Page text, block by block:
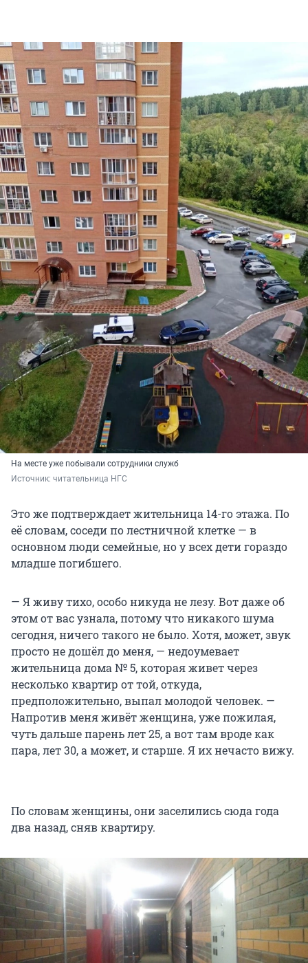
На месте уже побывали сотрудники служб
Источник: читательница НГС
Это же подтверждает жительница 14-го этажа. По
её словам, соседи по лестничной клетке — в
основном люди семейные, но у всех дети гораздо
младше погибшего.
— Я живу тихо, особо никуда не лезу. Вот даже об
этом от вас узнала, потому что никакого шума
сегодня, ничего такого не было. Хотя, может, звук
просто не дошёл до меня, — недоумевает
жительница дома № 5, которая живет через
несколько квартир от той, откуда,
предположительно, выпал молодой человек. —
Напротив меня живёт женщина, уже пожилая,
чуть дальше парень лет 25, а вот там вроде как
пара, лет 30, а может, и старше. Я их нечасто вижу.
По словам женщины, они заселились сюда года
два назад, сняв квартиру.